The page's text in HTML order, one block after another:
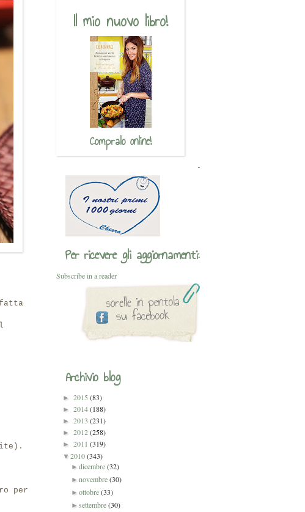
per
Il mio nuovo libro!
Compralo online!
.
Per ricevere gli aggiornamenti:
Subscribe in a reader
Archivio blog
► 2015 (83)
► 2014(188)
► 2013 (231)
► 2012(258)
► 2011 (319)
▼2010(343)
►dicembre (32)
►novembre (30)
►ottobre (33)
►settembre (30)